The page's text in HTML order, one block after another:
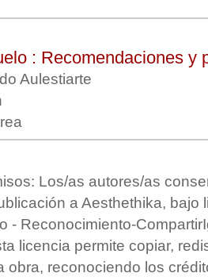
: Recomendaciones y
Aulestiarte
Los/as autores/as
a Aesthethika, bajo
- Reconocimiento-
licencia permite copiar,
obra, reconociendo los